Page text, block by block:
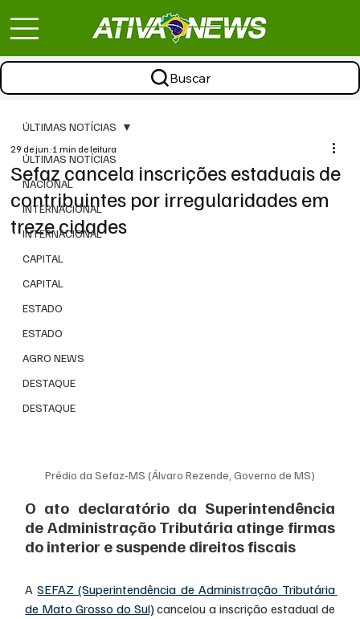
Buscar
ÚLTIMAS NOTÍCIAS
NACIONAL
INTERNACIONAL
INTERNACIONAL
CAPITAL
CAPITAL
ESTADO
ESTADO
AGRO NEWS
DESTAQUE
DESTAQUE
ÚLTIMAS NOTÍCIAS
Sefaz cancela inscrições estaduais de
contribuintes por irregularidades em
treze cidades
29 de jun.1 min de leitura
Prédio da Sefaz-MS (Álvaro Rezende, Governo de MS)
O ato declaratório da Superintendência
de Administração Tributária atinge firmas
do interior e suspende direitos fiscais
A SEFAZ (Superintendência de Administração Tributária
de Mato Grosso do Sul) cancelou a inscrição estadual de